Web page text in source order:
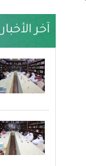
آخر الأخبار